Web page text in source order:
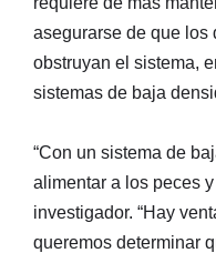
asegurarse de que los
obstruyan el sistema,
sistemas de baja
“Con un sistema de
alimentar a los peces
investigador. “Hay
queremos determinar